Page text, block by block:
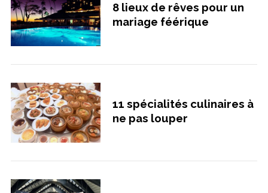
8 lieux de rêves pour un
mariage féérique
11 spécialités culinaires à
ne pas louper